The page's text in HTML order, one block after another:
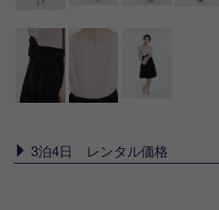
3泊4日 レンタル価格